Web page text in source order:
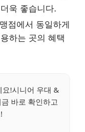
욱 좋습니다.
점에서 동일하게
하는 곳의 혜택
요!시니어 우대 &
바로 확인하고